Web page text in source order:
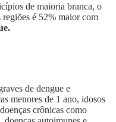
de maioria branca, o
regiões é 52% maior com
de dengue e
menores de 1 ano, idosos
crônicas como